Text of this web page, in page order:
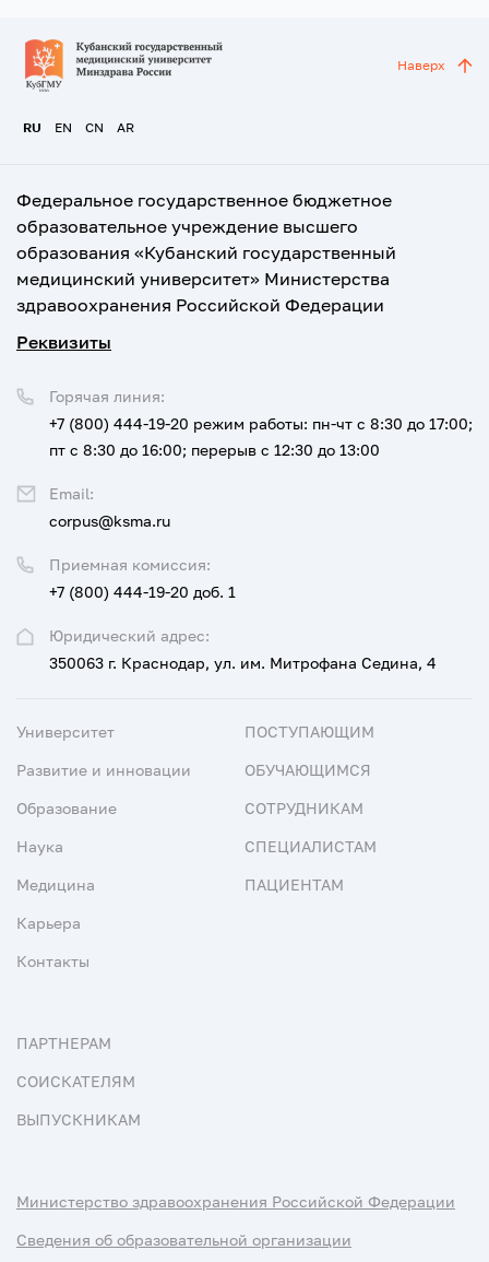
RU EN CN AR
Наверх
Федеральное государственное бюджетное
образовательное учреждение высшего
образования «Кубанский государственный
медицинский университет» Министерства
здравоохранения Российской Федерации
Реквизиты
Юридический адрес:
350063 г. Краснодар, ул. им. Митрофана Седина, 4
Приемная комиссия:
+7 (800) 444-19-20 доб. 1
Горячая линия:
+7 (800) 444-19-20 режим работы: пн-чт с 8:30 до 17:00;
пт с 8:30 до 16:00; перерыв с 12:30 до 13:00
Email:
corpus@ksma.ru
Университет
Развитие и инновации
Образование
Наука
Медицина
Карьера
Контакты
ПОСТУПАЮЩИМ
ОБУЧАЮЩИМСЯ
СОТРУДНИКАМ
СПЕЦИАЛИСТАМ
ПАЦИЕНТАМ
ПАРТНЕРАМ
СОИСКАТЕЛЯМ
ВЫПУСКНИКАМ
Министерство здравоохранения Российской Федерации
Сведения об образовательной организации